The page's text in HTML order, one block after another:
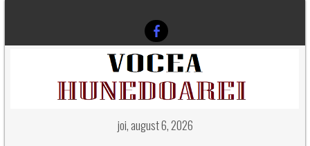
joi, august 6, 2026